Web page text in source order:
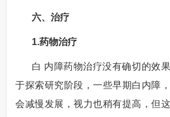
六、治疗
1.药物治疗
白 内障药物治疗没有确切的效
于探索研究阶段，一些早期白内障
会减慢发展，视力也稍有提高，但